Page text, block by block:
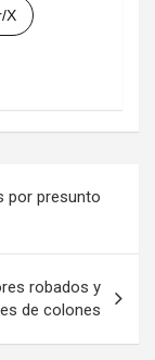
X
por presunto
robados y
de colones